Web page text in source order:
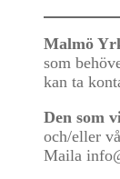
Malmö
som
kan ta
Den som
och/eller
Maila